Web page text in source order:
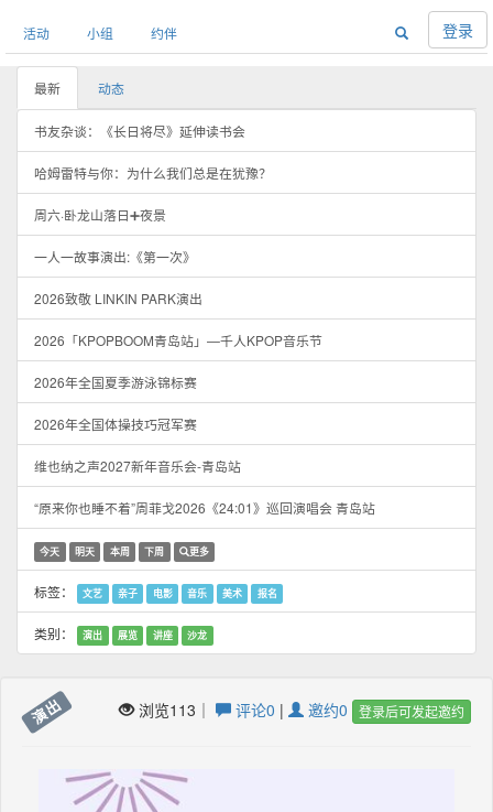
活动 小组 约伴 登录
最新 动态
书友杂谈：《长日将尽》延伸读书会
哈姆雷特与你：为什么我们总是在犹豫？
周六·卧龙山落日➕夜景
一人一故事演出:《第一次》
2026致敬 LINKIN PARK演出
2026「KPOPBOOM青岛站」—千人KPOP音乐节
2026年全国夏季游泳锦标赛
2026年全国体操技巧冠军赛
维也纳之声2027新年音乐会-青岛站
“原来你也睡不着”周菲戈2026《24:01》巡回演唱会 青岛站
今天 明天 本周 下周 更多
标签： 文艺 亲子 电影 音乐 美术 报名
类别： 演出 展览 讲座 沙龙
演出 浏览113｜ 评论0 | 邀约0 登录后可发起邀约